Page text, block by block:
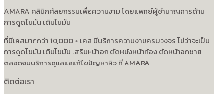
AMARA คลินิกศัลยกรรมเพื่อความงาม โดยแพทย์ผู้ชำนาญการด้าน
การดูดไขมัน เติมไขมัน
ที่มีเคสมากกว่า 10,000 + เคส มีบริการความงามครบวงจร ไม่ว่าจะเป็น
การดูดไขมัน เติมไขมัน เสริมหน้าอก ตัดหนังหน้าท้อง ตัดหน้าอกชาย
ตลอดจนบริการดูแลแลแก้ไขปัญหาผิว ที่ AMARA
ติดต่อเรา